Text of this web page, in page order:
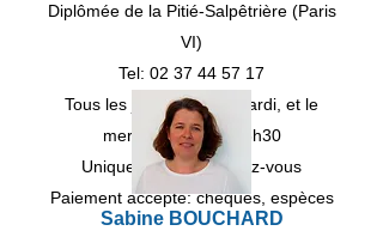
Diplômée de la Pitié-Salpêtrière (Paris
VI)
Tel: 02 37 44 57 17
Tous les jours, sauf le mardi, et le
mercredi jusqu'à 16h30
Uniquement sur rendez-vous
Paiement accepté: chèques, espèces
Sabine BOUCHARD